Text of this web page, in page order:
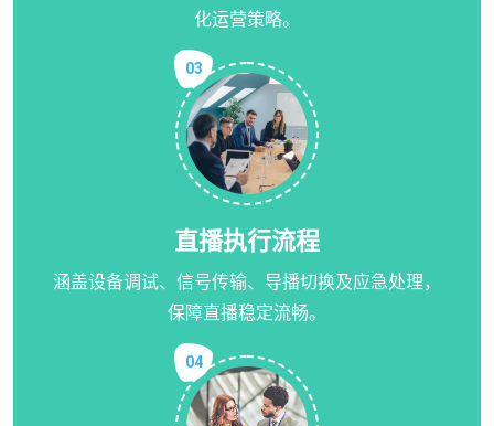
化运营策略。
03
直播执行流程
涵盖设备调试、信号传输、导播切换及应急处理，
保障直播稳定流畅。
04